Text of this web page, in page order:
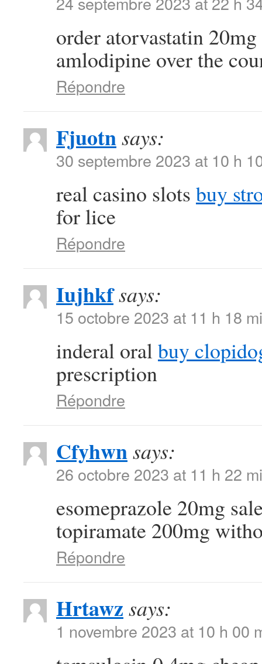
order atorvastatin
amlodipine over the
Répondre
Fjuotnsays:
30 septembre 2023 at 10 h
real casino slots buy
for lice
Répondre
Iujhkfsays:
15 octobre 2023 at 11 h 18
inderal oralbuy
prescription
Répondre
Cfyhwnsays:
26 octobre 2023 at 11 h 22
esomeprazole 20mg
topiramate 200mg
Répondre
Hrtawz says:
1 novembre 2023 at 10 h 00